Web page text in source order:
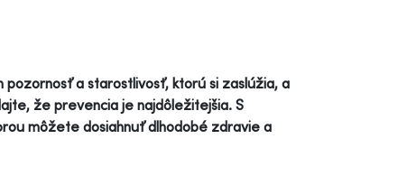
a starostlivosť, ktorú si zaslúžia, a
že prevencia je najdôležitejšia. S
môžete dosiahnuť dlhodobé zdravie a